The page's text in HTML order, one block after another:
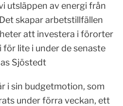
utsläppen av energi från
skapar arbetstillfällen
att investera i förorter
lite i under de senaste
Sjöstedt
i sin budgetmotion, som
under förra veckan, ett